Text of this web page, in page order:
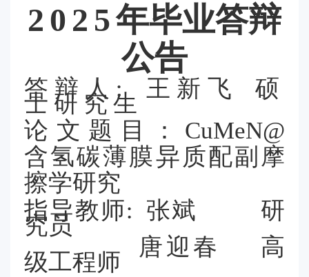
2025年毕业答辩
公告
答辩人 : 王新飞 硕
士研究生
论文题目： CuMeN@
含氢碳薄膜异质配副摩
擦学研究
指导教师: 张斌 研
究员
唐迎春 高
级工程师